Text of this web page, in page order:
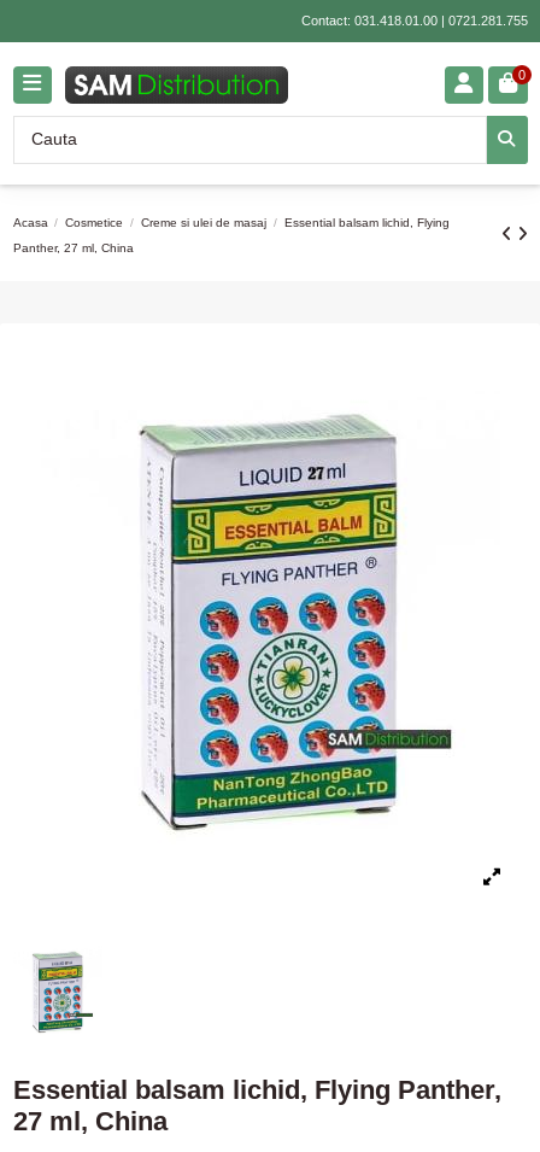
Contact: 031.418.01.00| 0721.281.755
0
Acasa Cosmetice Creme si ulei de masaj
Essential balsam lichid, Flying
Panther, 27 ml, China
Essential balsam lichid, Flying Panther,
27 ml, China